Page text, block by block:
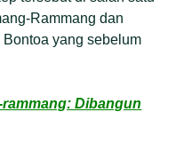
Rammang dan
yang sebelum
Dibangun